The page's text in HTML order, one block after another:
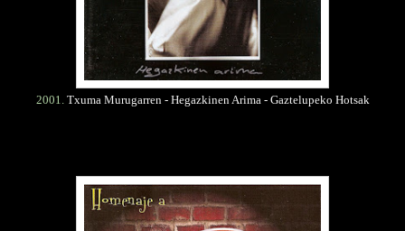
2001.Txuma Murugarren - Hegazkinen Arima - Gaztelupeko Hotsak